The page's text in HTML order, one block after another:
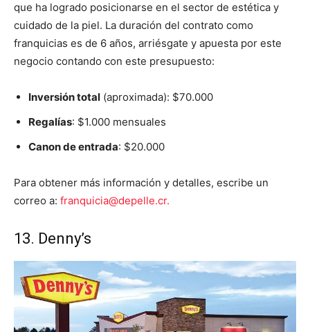
que ha logrado posicionarse en el sector de estética y
cuidado de la piel. La duración del contrato como
franquicias es de 6 años, arriésgate y apuesta por este
negocio contando con este presupuesto:
Inversión total (aproximada): $70.000
Regalías: $1.000 mensuales
Canon de entrada: $20.000
Para obtener más información y detalles, escribe un
correo a: franquicia@depelle.cr.
13. Denny’s